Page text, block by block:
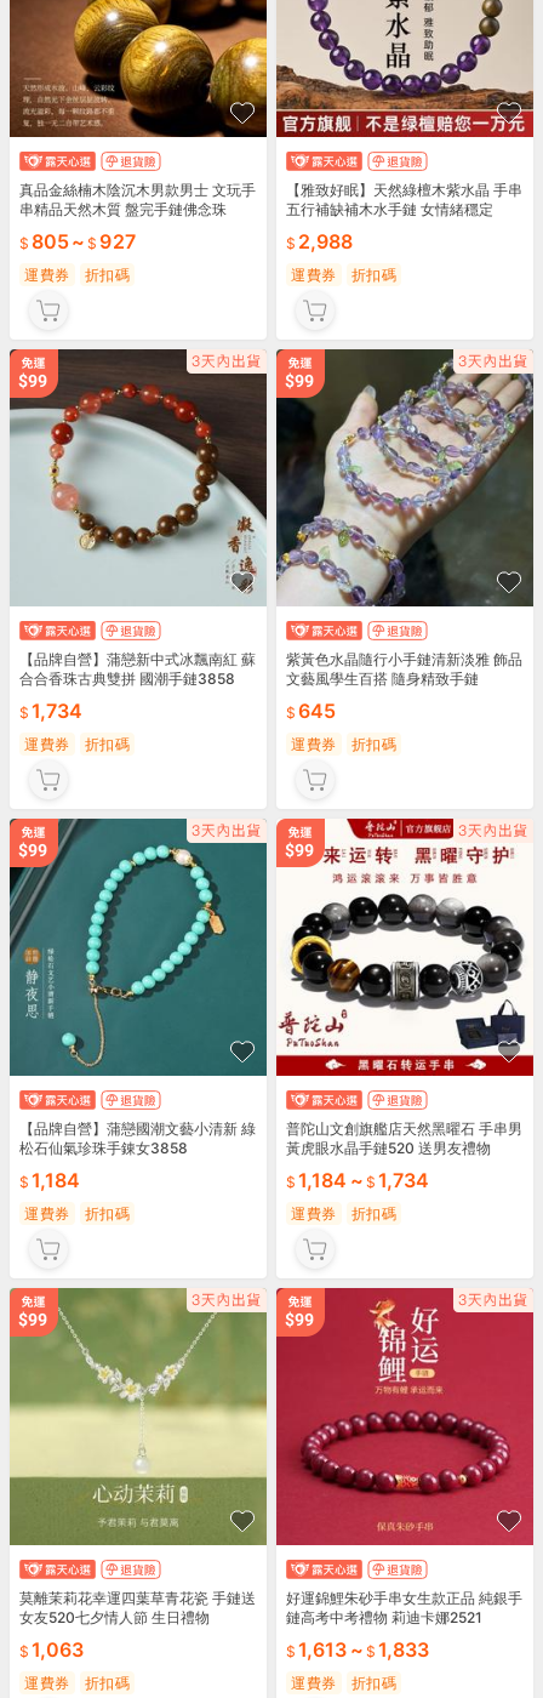
真品金絲楠木陰沉木男款男士 文玩手
串精品天然木質 盤完手鏈佛念珠
805~ 927
運費券 折扣碼
【雅致好眠】天然綠檀木紫水晶 手串
五行補缺補木水手鏈 女情緒穩定
2,988
運費券 折扣碼
【品牌自營】蒲戀新中式冰飄南紅 蘇
合合香珠古典雙拼 國潮手鏈3858
1,734
運費券 折扣碼
紫黃色水晶隨行小手鏈清新淡雅 飾品
文藝風學生百搭 隨身精致手鏈
645
運費券 折扣碼
【品牌自營】蒲戀國潮文藝小清新 綠
松石仙氣珍珠手錬女3858
1,184
運費券 折扣碼
普陀山文創旗艦店天然黑曜石 手串男
黃虎眼水晶手鏈520 送男友禮物
1,184 ~ 1,734
運費券 折扣碼
莫離茉莉花幸運四葉草青花瓷 手鏈送
女友520七夕情人節 生日禮物
1,063
運費券 折扣碼
好運錦鯉朱砂手串女生款正品 純銀手
鏈高考中考禮物 莉迪卡娜2521
1,613 ~ 1,833
運費券 折扣碼